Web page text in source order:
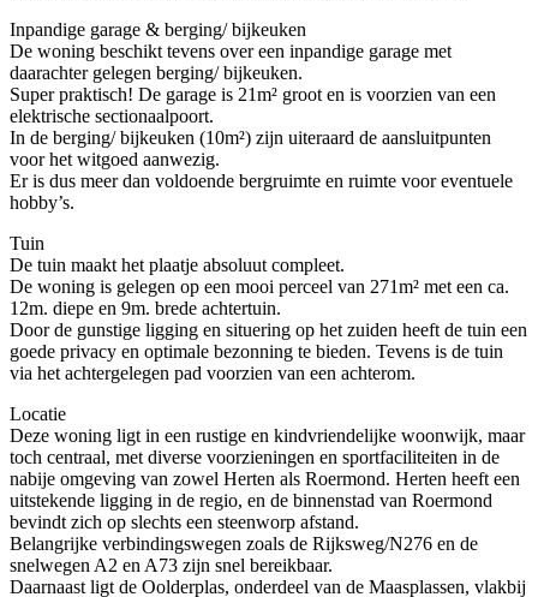
Inpandige garage & berging/ bijkeuken
De woning beschikt tevens over een inpandige garage met
daarachter gelegen berging/ bijkeuken.
Super praktisch! De garage is 21m² groot en is voorzien van een
elektrische sectionaalpoort.
In de berging/ bijkeuken (10m²) zijn uiteraard de aansluitpunten
voor het witgoed aanwezig.
Er is dus meer dan voldoende bergruimte en ruimte voor eventuele
hobby’s.
Tuin
De tuin maakt het plaatje absoluut compleet.
De woning is gelegen op een mooi perceel van 271m² met een ca.
12m. diepe en 9m. brede achtertuin.
Door de gunstige ligging en situering op het zuiden heeft de tuin een
goede privacy en optimale bezonning te bieden. Tevens is de tuin
via het achtergelegen pad voorzien van een achterom.
Locatie
Deze woning ligt in een rustige en kindvriendelijke woonwijk, maar
toch centraal, met diverse voorzieningen en sportfaciliteiten in de
nabije omgeving van zowel Herten als Roermond. Herten heeft een
uitstekende ligging in de regio, en de binnenstad van Roermond
bevindt zich op slechts een steenworp afstand.
Belangrijke verbindingswegen zoals de Rijksweg/N276 en de
snelwegen A2 en A73 zijn snel bereikbaar.
Daarnaast ligt de Oolderplas, onderdeel van de Maasplassen, vlakbij